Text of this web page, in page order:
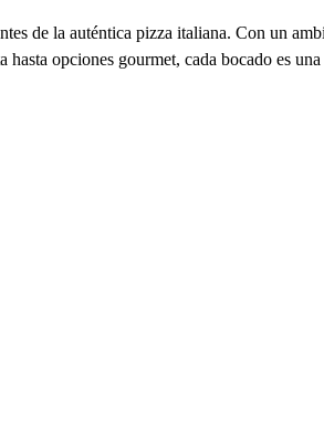
de la auténtica pizza italiana. Con un
opciones gourmet, cada bocado es